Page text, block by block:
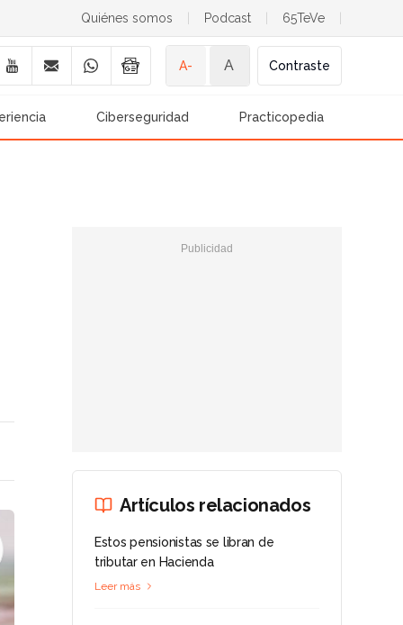
Quiénes somos Podcast 65TeVe
A- A Contraste
Ciberseguridad Practicopedia
Artículos relacionados
Estos pensionistas se libran de
tributar en Hacienda
Leer más